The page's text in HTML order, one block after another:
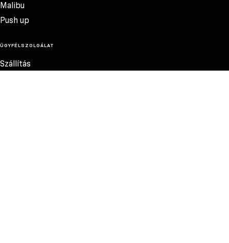
Malibu
Push up
ÜGYFÉLSZOLGÁLAT
Szállítás